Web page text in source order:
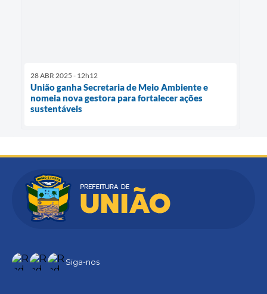
28 ABR 2025 - 12h12
União ganha Secretaria de Meio Ambiente e
nomeia nova gestora para fortalecer ações
sustentáveis
Siga-nos